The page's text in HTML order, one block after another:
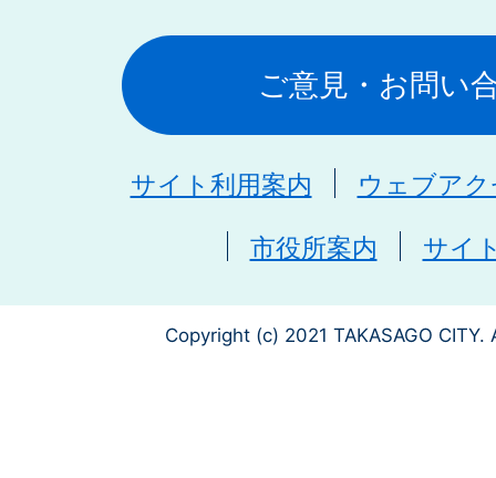
ご意見・お問い
サイト利用案内 ウェブア
市役所案内 サイ
Copyright (c) 2021 TAKASAGO CITY.